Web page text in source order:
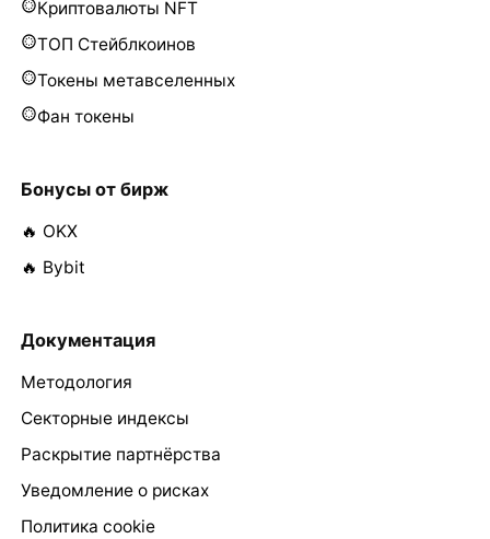
Криптовалюты NFT
ТОП Стейблкоинов
Токены метавселенных
Фан токены
Бонусы от бирж
🔥 OKX
🔥 Bybit
Документация
Методология
Секторные индексы
Раскрытие партнёрства
Уведомление о рисках
Политика cookie